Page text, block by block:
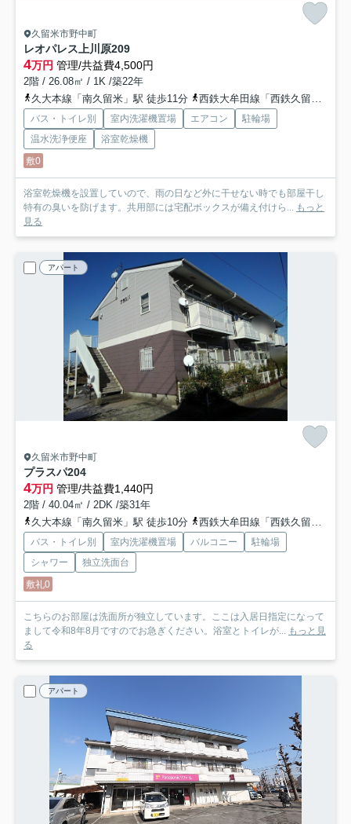
久留米市野中町
レオパレス上川原209
4万円 管理/共益費4,500円
2階 / 26.08㎡ / 1K /築22年
久大本線「南久留米」駅 徒歩11分
西鉄大牟田線「西鉄久留米」駅 バス11分 「野田」 停歩9分
バス・トイレ別 室内洗濯機置場 エアコン
駐輪場
温水洗浄便座
浴室乾燥機
敷0
浴室乾燥機を設置していので、雨の日など外に干せない時でも部屋干し
特有の臭いを防げます。共用部には宅配ボックスが備え付けら...
もっと
見る
アパート
久留米市野中町
プラスパ204
4万円 管理/共益費1,440円
2階 / 40.04㎡ / 2DK /築31年
久大本線「南久留米」駅 徒歩10分
西鉄大牟田線「西鉄久留米」駅 バス8分 「高良川」 停歩10分
バス・トイレ別 室内洗濯機置場 バルコニー
駐輪場
シャワー
独立洗面台
敷礼0
こちらのお部屋は洗面所が独立しています。ここは入居日指定になって
まして令和8年8月ですのでお急ぎください。浴室とトイレが...
もっと見
る
アパート